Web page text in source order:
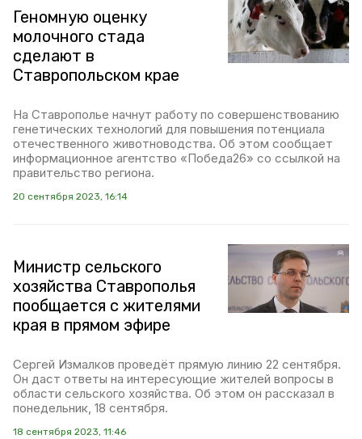
Геномную оценку
молочного стада
сделают в
Ставропольском крае
На Ставрополье начнут работу по совершенствованию
генетических технологий для повышения потенциала
отечественного животноводства. Об этом сообщает
информационное агентство «Победа26» со ссылкой на
правительство региона.
20 сентября 2023, 16:14
Министр сельского
хозяйства Ставрополья
пообщается с жителями
края в прямом эфире
Сергей Измалков проведёт прямую линию 22 сентября.
Он даст ответы на интересующие жителей вопросы в
области сельского хозяйства. Об этом он рассказал в
понедельник, 18 сентября.
18 сентября 2023, 11:46